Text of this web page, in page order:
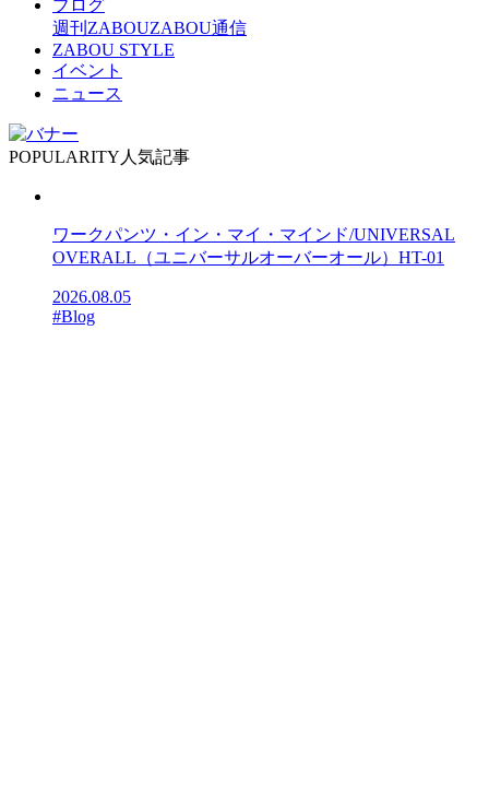
ブログ
週刊ZABOUZABOU通信
ZABOU STYLE
イベント
ニュース
POPULARITY 人気記事
ワークパンツ・イン・マイ・マインド/UNIVERSAL
OVERALL（ユニバーサルオーバーオール）HT-01
2026.08.05
#Blog